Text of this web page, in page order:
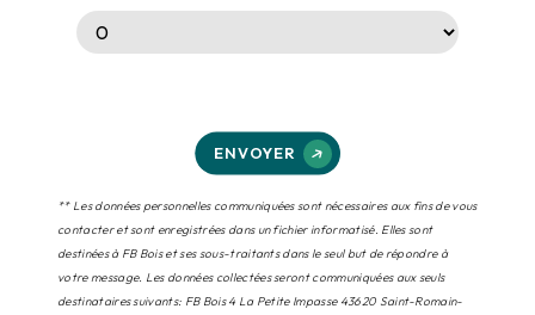
ENVOYER
** Les données personnelles communiquées sont nécessaires aux fins de vous
contacter et sont enregistrées dans un fichier informatisé. Elles sont
destinées à FB Bois et ses sous-traitants dans le seul but de répondre à
votre message. Les données collectées seront communiquées aux seuls
destinataires suivants: FB Bois 4 La Petite Impasse 43620 Saint-Romain-